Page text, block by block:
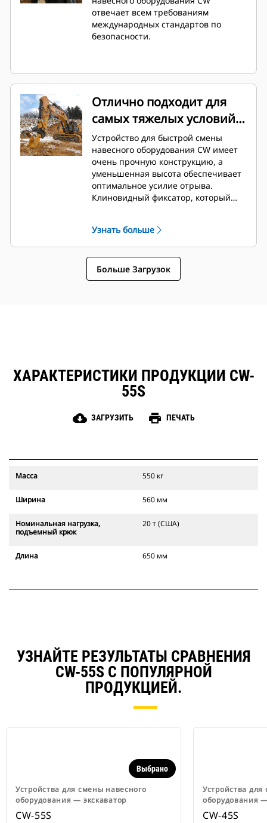
более чем 700 видами машин, как
производства Cat, так и других
марок.
отвечает всем требованиям
международных стандартов по
безопасности.
Отлично подходит для
самых тяжелых условий
эксплуатации
Устройство для быстрой смены
навесного оборудования CW имеет
очень прочную конструкцию, а
уменьшенная высота обеспечивает
оптимальное усилие отрыва.
Клиновидный фиксатор, который
оборудования в устройстве без
зазоров в течение всего срока
службы. Это позволяет эффективно
использовать устройство при
рыхлении и погрузке, на работах по
Узнать больше
Больше Загрузок
ХАРАКТЕРИСТИКИ ПРОДУКЦИИ CW-
55S
cloud_download ЗАГРУЗИТЬ print ПЕЧАТЬ
Масса 550 кг
Ширина 560 мм
Номинальная нагрузка,
подъемный крюк
20 т (США)
Длина 650 мм
УЗНАЙТЕ РЕЗУЛЬТАТЫ СРАВНЕНИЯ
CW-55S С ПОПУЛЯРНОЙ
ПРОДУКЦИЕЙ.
Устройства для смены навесного
оборудования ― экскаватор
Выбрано
CW-55S
Устройства
оборудования
CW-45S